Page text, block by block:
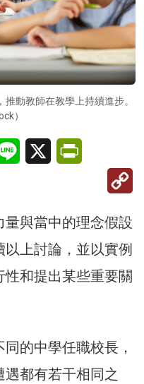
動教師在教學上持續進步。
）
Line X
與當中的理念假設
上討論，並以實例
和提出某些重要關
的中學任職校長，
都有若干相同之